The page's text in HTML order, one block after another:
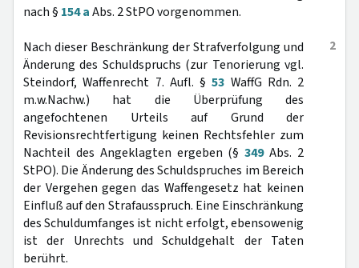
nach § 154 aAbs. 2 StPO vorgenommen.
2
Nach dieser Beschränkung der Strafverfolgung und
Änderung des Schuldspruchs (zur Tenorierung vgl.
Steindorf, Waffenrecht 7. Aufl. §53 WaffG Rdn. 2
m.w.Nachw.) hat die Überprüfung des
angefochtenen Urteils auf Grund der
Revisionsrechtfertigung keinen Rechtsfehler zum
Nachteil des Angeklagten ergeben (§349Abs. 2
StPO). Die Änderung des Schuldspruches im Bereich
der Vergehen gegen das Waffengesetz hat keinen
Einfluß auf den Strafausspruch. Eine Einschränkung
des Schuldumfanges ist nicht erfolgt, ebensowenig
ist der Unrechts und Schuldgehalt der Taten
berührt.